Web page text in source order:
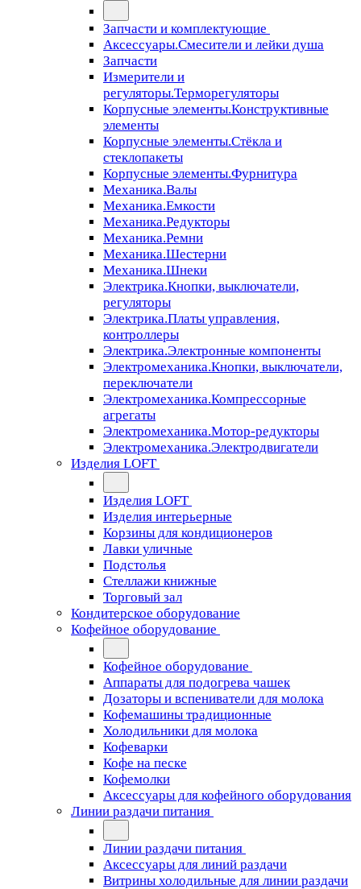
Запчасти и комплектующие
Аксессуары.Смесители и лейки душа
Запчасти
Измерители и
регуляторы.Терморегуляторы
Корпусные элементы.Конструктивные
элементы
Корпусные элементы.Стёкла и
стеклопакеты
Корпусные элементы.Фурнитура
Механика.Валы
Механика.Емкости
Механика.Редукторы
Механика.Ремни
Механика.Шестерни
Механика.Шнеки
Электрика.Кнопки, выключатели,
регуляторы
Электрика.Платы управления,
контроллеры
Электрика.Электронные компоненты
Электромеханика.Кнопки, выключатели,
переключатели
Электромеханика.Компрессорные
агрегаты
Электромеханика.Мотор-редукторы
Электромеханика.Электродвигатели
Изделия LOFT
Изделия LOFT
Изделия интерьерные
Корзины для кондиционеров
Лавки уличные
Подстолья
Стеллажи книжные
Торговый зал
Кондитерское оборудование
Кофейное оборудование
Кофейное оборудование
Аппараты для подогрева чашек
Дозаторы и вспениватели для молока
Кофемашины традиционные
Холодильники для молока
Кофеварки
Кофе на песке
Кофемолки
Аксессуары для кофейного оборудования
Линии раздачи питания
Линии раздачи питания
Аксессуары для линий раздачи
Витрины холодильные для линии раздачи